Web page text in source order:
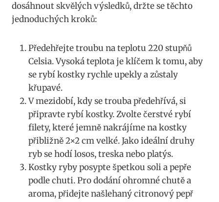
dosáhnout skvělých výsledků, držte se těchto
jednoduchých kroků:
Předehřejte troubu na teplotu 220 stupňů
Celsia. Vysoká teplota je klíčem k tomu, aby
se rybí kostky rychle upekly a zůstaly
křupavé.
V mezidobí, kdy se trouba předehřívá, si
připravte rybí kostky. Zvolte čerstvé rybí
filety, které jemně nakrájíme na kostky
přibližně 2×2 cm velké. Jako ideální druhy
ryb se hodí losos, treska nebo platýs.
Kostky ryby posypte špetkou soli a pepře
podle chuti. Pro dodání ohromné chutě a
aroma, přidejte našlehaný citronový pepř